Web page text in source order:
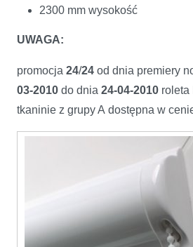
2300 mm wysokość
UWAGA:
promocja 24/24 od dnia premiery
03-2010 do dnia 24-04-2010 roleta
tkaninie z grupy A dostępna w